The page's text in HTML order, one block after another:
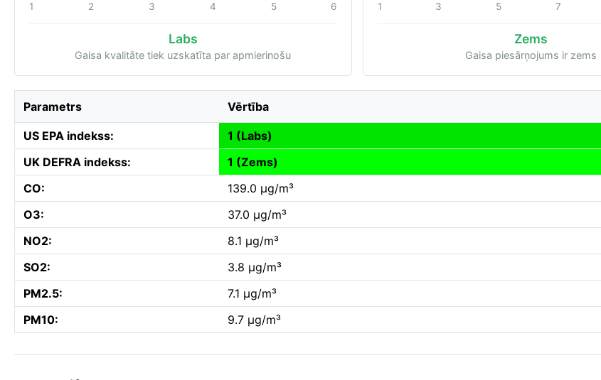
1 2 3 4 5 6
Labs
Gaisa kvalitāte tiek uzskatīta par apmierinošu
1 3 5 7
Zems
Gaisa piesārņojums ir zems
Parametrs Vērtība
US EPA indekss:
1 (Labs)
UK DEFRA indekss:
1 (Zems)
CO:
139.0 µg/m³
O3:
37.0 µg/m³
NO2:
8.1 µg/m³
SO2:
3.8 µg/m³
PM2.5:
7.1 µg/m³
PM10:
9.7 µg/m³